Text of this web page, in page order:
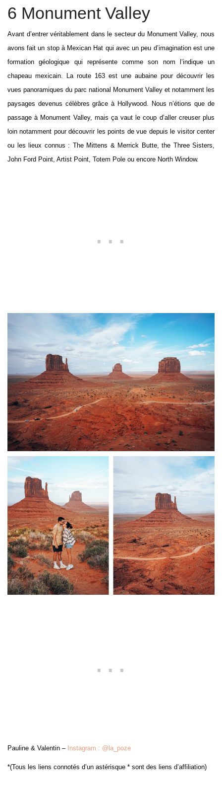
6 Monument Valley
Avant d’entrer véritablement dans le secteur du Monument Valley, nous
avons fait un stop à Mexican Hat qui avec un peu d’imagination est une
formation géologique qui représente comme son nom l’indique un
chapeau mexicain. La route 163 est une aubaine pour découvrir les
vues panoramiques du parc national Monument Valley et notamment les
paysages devenus célèbres grâce à Hollywood. Nous n’étions que de
passage à Monument Valley, mais ça vaut le coup d’aller creuser plus
loin notamment pour découvrir les points de vue depuis le visitor center
ou les lieux connus : The Mittens & Merrick Butte, the Three Sisters,
John Ford Point, Artist Point, Totem Pole ou encore North Window.
Pauline & Valentin – Instagram : @la_poze
*(Tous les liens connotés d’un astérisque * sont des liens d’affiliation)